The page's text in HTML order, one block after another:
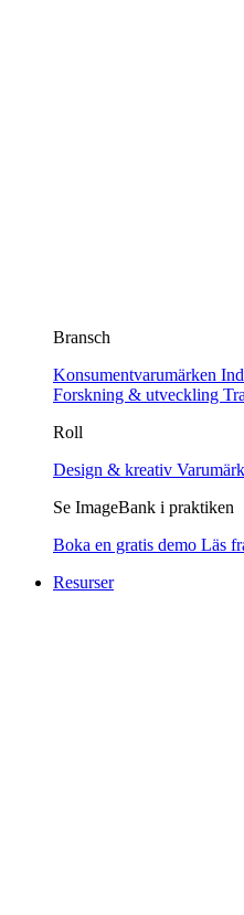
Bransch
Konsumentvarumärken
Forskning & utveckling
Roll
Design & kreativ
Se ImageBank i praktiken
Boka en gratis demo Läs
Resurser